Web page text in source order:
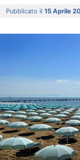
Pubblicato il 15 Aprile